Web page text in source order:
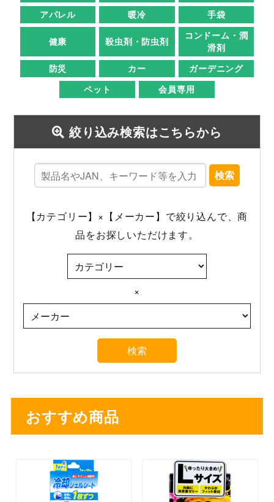
アパレル 暖冷 手袋
健康 殺虫剤・防虫剤
コンドーム・潤
滑剤
防災
カー
ガーデニング
ペット
会員専用
絞り込み検索はこちらから
検索
【カテゴリー】×【メーカー】で絞り込んで、商
品をお探しいただけます。
×
おすすめ商品